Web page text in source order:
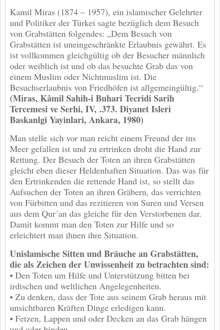
Kamil Miras (1874 – 1957), ein islamischer Gelehrter
und Politiker der Türkei sagte bezüglich dem Besuch
von Grabstätten folgendes: „Dem Besuch von
Grabstätten ist uneingeschränkte Erlaubnis gewährt. Es
ist vollkommen gleichgültig ob der Besucher männlich
oder weiblich ist und ob das besuchte Grab das von
einem Muslim oder Nichtmuslim ist. Die
Besuchserlaubnis von Friedhöfen ist allgemeingültig.“
(Miras, Kâmil Sahih-i Buhari Tecridi Sarih
Tercemesi ve Serhi, IV, .373. Diyanet Isleri
Baskanlgi Yayinlari, Ankara, 1980)
Man stelle sich vor man reicht einem Freund der ins
Meer gefallen ist und zu ertrinken droht die Hand zur
Rettung. Der Besuch der Toten an ihren Grabstätten
gleicht eben dieser Heldenhaften Situation. Das was für
den Ertrinkenden die rettende Hand ist, so stellt das
Aufsuchen der Toten an ihren Gräbern, das verrichten
von Fürbitten und das rezitieren von Suren und Versen
aus dem Qur´an das gleiche für den Verstorbenen dar.
Damit kommt man den Toten zur Hilfe und so
erleichtert man ihnen ihre Situation.
Unislamische Sitten und Bräuche an Grabstätten,
die als Zeichen der Unwissenheit zu betrachten sind:
• Den Toten um Hilfe und Unterstützung bitten bei
irdischen und weltlichen Angelegenheiten.
• Zu denken, dass der Tote aus seinem Grab heraus mit
unsichtbaren Kräften Dinge erledigen kann.
• Fetzen, Lappen und oder Decken an das Grab hängen